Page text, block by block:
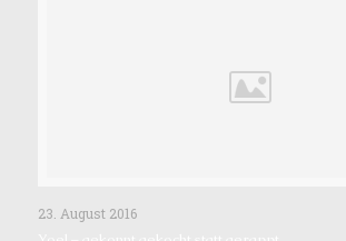
23. August 2016